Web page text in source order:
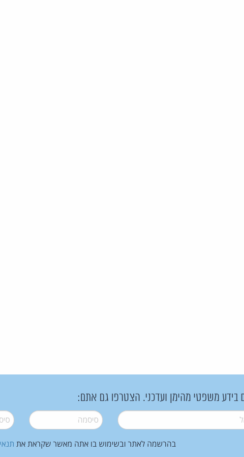
בידע משפטי מהימן ועדכני. הצטרפו גם אתם:
סיסמה*
בהרשמה לאתר ובשימוש בו אתה מאשר שקראת את